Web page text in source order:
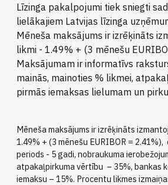
Līzinga pakalpojumi tiek sniegti
lielākajiem Latvijas līzinga
Mēneša maksājums ir izrēķināts
likmi - 1.49% + (3 mēnešu
Maksājumam ir informatīvs
mainās, mainoties % likmei,
pirmās iemaksas lielumam un
Mēneša maksājums ir izrēķināts
1.49% + (3 mēnešu EURIBOR =
periods - 5 gadi, nobraukuma
atpakaļpirkuma vērtību – 35%, bankas
iemaksu – 15%. Procentu likmes